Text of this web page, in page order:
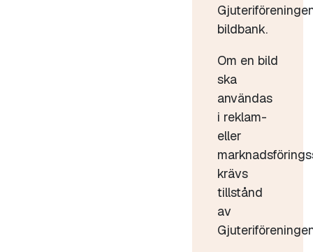
bildbank.
Om en bild
ska
användas
i reklam-
eller
krävs
tillstånd
av